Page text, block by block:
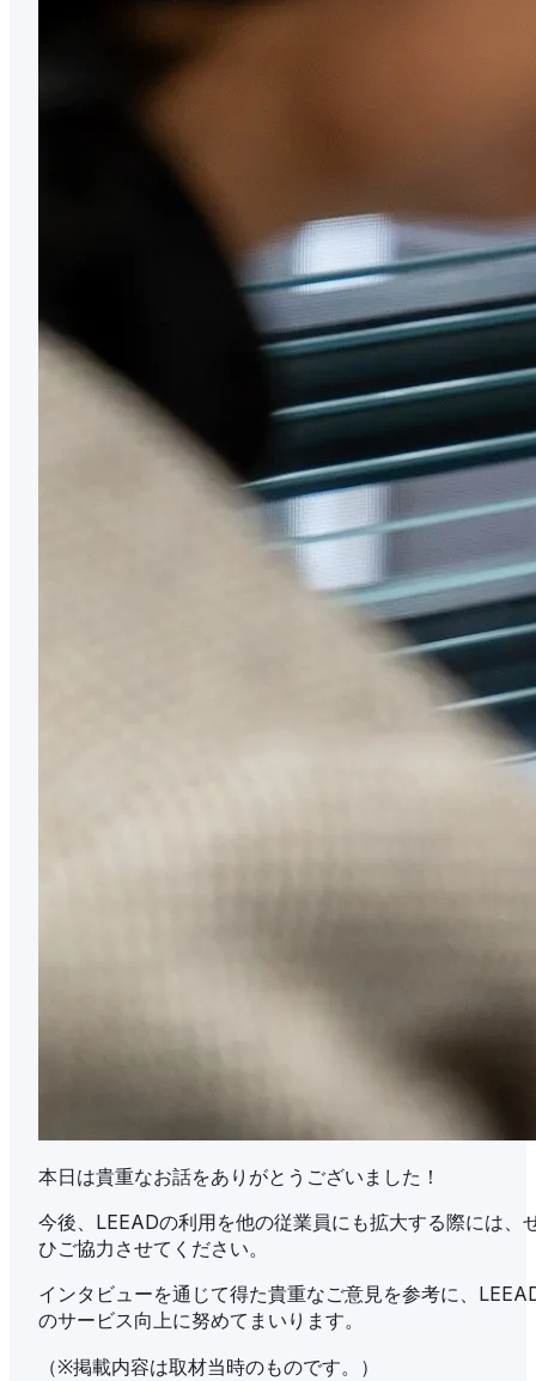
本日は貴重なお話をありがとうございました！
今後、LEEADの利用を他の従業員にも拡大する際には、
ひご協力させてください。
インタビューを通じて得た貴重なご意見を参考に、
のサービス向上に努めてまいります。
（※掲載内容は取材当時のものです。）